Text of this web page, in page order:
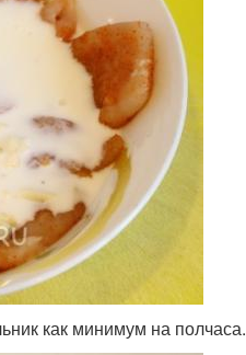
как минимум на полчаса.